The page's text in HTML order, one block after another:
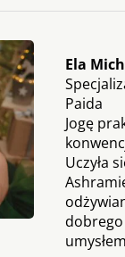
Ela
Paida
Jogę
Uczyła
dobrego